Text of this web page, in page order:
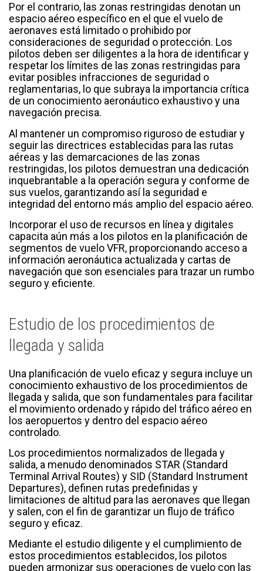
Por el contrario, las zonas restringidas denotan un
espacio aéreo específico en el que el vuelo de
aeronaves está limitado o prohibido por
consideraciones de seguridad o protección. Los
pilotos deben ser diligentes a la hora de identificar y
respetar los límites de las zonas restringidas para
evitar posibles infracciones de seguridad o
reglamentarias, lo que subraya la importancia crítica
de un conocimiento aeronáutico exhaustivo y una
navegación precisa.
Al mantener un compromiso riguroso de estudiar y
seguir las directrices establecidas para las rutas
aéreas y las demarcaciones de las zonas
restringidas, los pilotos demuestran una dedicación
inquebrantable a la operación segura y conforme de
sus vuelos, garantizando así la seguridad e
integridad del entorno más amplio del espacio aéreo.
Incorporar el uso de recursos en línea y digitales
capacita aún más a los pilotos en la planificación de
segmentos de vuelo VFR, proporcionando acceso a
información aeronáutica actualizada y cartas de
navegación que son esenciales para trazar un rumbo
seguro y eficiente.
Estudio de los procedimientos de
llegada y salida
Una planificación de vuelo eficaz y segura incluye un
conocimiento exhaustivo de los procedimientos de
llegada y salida, que son fundamentales para facilitar
el movimiento ordenado y rápido del tráfico aéreo en
los aeropuertos y dentro del espacio aéreo
controlado.
Los procedimientos normalizados de llegada y
salida, a menudo denominados STAR (Standard
Terminal Arrival Routes) y SID (Standard Instrument
Departures), definen rutas predefinidas y
limitaciones de altitud para las aeronaves que llegan
y salen, con el fin de garantizar un flujo de tráfico
seguro y eficaz.
Mediante el estudio diligente y el cumplimiento de
estos procedimientos establecidos, los pilotos
pueden armonizar sus operaciones de vuelo con las